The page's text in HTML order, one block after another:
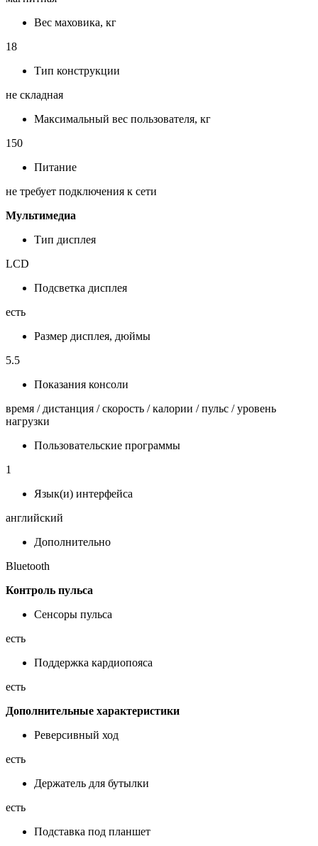
Вес маховика, кг
18
Тип конструкции
не складная
Максимальный вес пользователя, кг
150
Питание
не требует подключения к сети
Мультимедиа
Тип дисплея
LCD
Подсветка дисплея
есть
Размер дисплея, дюймы
5.5
Показания консоли
время / дистанция / скорость / калории / пульс / уровень
нагрузки
Пользовательские программы
1
Язык(и) интерфейса
английский
Дополнительно
Bluetooth
Контроль пульса
Сенсоры пульса
есть
Поддержка кардиопояса
есть
Дополнительные xарактеристики
Реверсивный ход
есть
Держатель для бутылки
есть
Подставка под планшет